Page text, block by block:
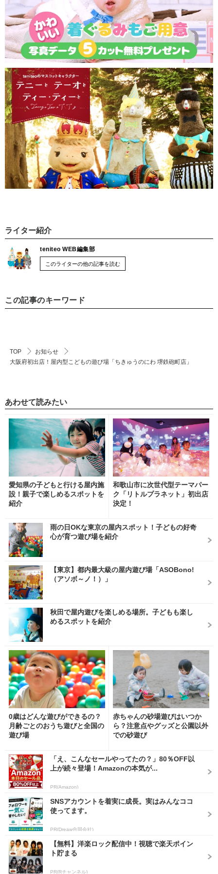
ライター紹介
teniteo WEB編集部
このライターの他の記事を読む
この記事のキーワード
TOP
お知らせ
大阪府初出店！屋内型こどもの遊び場「ちきゅうのにわ 堺鉄砲町店」
あわせて読みたい
愛知県の子どもと行ける屋内施
設！親子で楽しめるスポットを
紹介
和歌山市に次世代型テーマパー
ク「リトルプラネット」初出店
決定！
雨の日OKな東京の屋内スポット！子どもの好奇
心が育つ遊び場を紹介
【東京】都内最大級の屋内遊び場「ASOBono!
（アソボ～ノ！）」
秋田で屋内遊びを楽しめる場所。子どもも楽し
めるスポットを紹介
0歳はどんな遊びができるの？
月齢ごとのおうち遊びと全国の
遊び場
赤ちゃんの砂場遊びはいつか
ら？注意点やグッズと公園以外
での砂遊び
「え、こんなセールやってたの？」80％OFF以
上が続々登場！Amazonの本気が...
PR(Amazon)
SNSアカウントを着実に成長。実はみんなココ
使ってます。
PR(Dreaw合同会社)
【無料】洋楽ロック配信中！視聴で楽天ポイン
ト貯まる
PR(Rチャンネル)